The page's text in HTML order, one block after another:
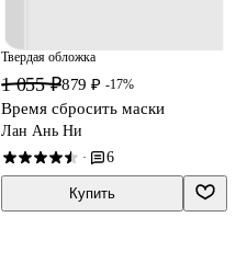
Твердая обложка
1 055 ₽879 ₽ -17%
Время сбросить маски
Лан Ань Ни
· 6
Купить